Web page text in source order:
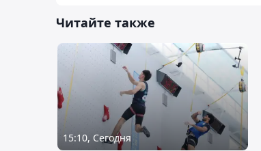
Читайте также
15:10, Сегодня